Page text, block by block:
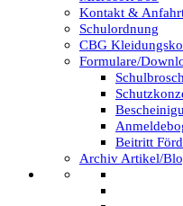
Kontakt &
Schulordnung
CBG
Formulare/
Beitritt
Archiv Artikel/